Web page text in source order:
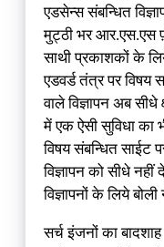
एडसेन्स संबन्धित
मुट्ठी भर आर.एस.एस
साथी प्रकाशकों के
एडवर्ड तंत्र पर विषय
वाले विज्ञापन अब
में एक ऐसी सुविधा का
विषय संबन्धित साईट
विज्ञापन को सीधे
विज्ञापनों के लिये
सर्च इंजनों का